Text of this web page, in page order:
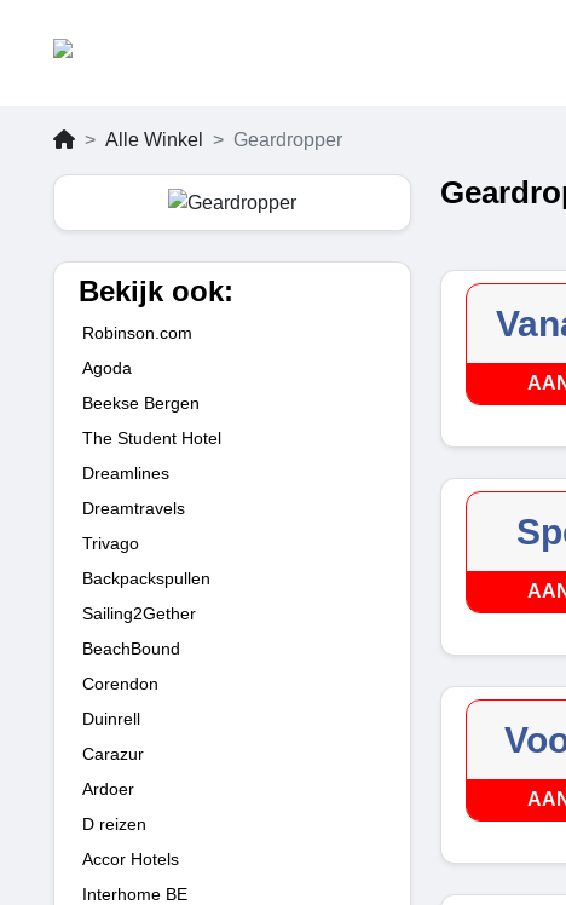
Alle Winkel Geardropper
Bekijk ook:
Robinson.com
Agoda
Beekse Bergen
The Student Hotel
Dreamlines
Dreamtravels
Trivago
Backpackspullen
Sailing2Gether
BeachBound
Corendon
Duinrell
Carazur
Ardoer
D reizen
Accor Hotels
Interhome BE